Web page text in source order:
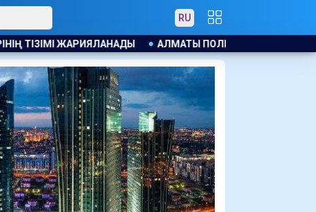
RU
АЛМАТЫ ПОЛИЦИЯСЫ КАНЬЕ УЭСТТІҢ ЖАНКҮЙЕРЛЕРІНT